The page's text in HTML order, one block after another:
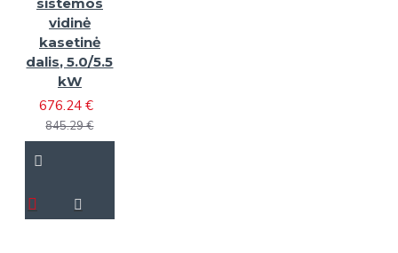
vidinė
kasetinė
dalis, 5.0/5.5
kW
676.24 €
845.29 €